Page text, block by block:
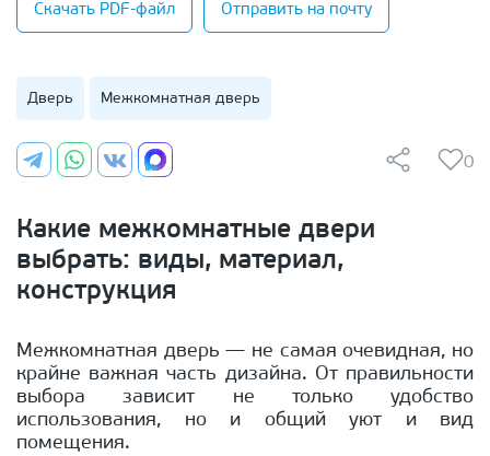
Скачать PDF-файл Отправить на почту
Дверь Межкомнатная дверь
0
Какие межкомнатные двери
выбрать: виды, материал,
конструкция
Межкомнатная дверь — не самая очевидная, но
крайне важная часть дизайна. От правильности
выбора зависит не только удобство
использования, но и общий уют и вид
помещения.